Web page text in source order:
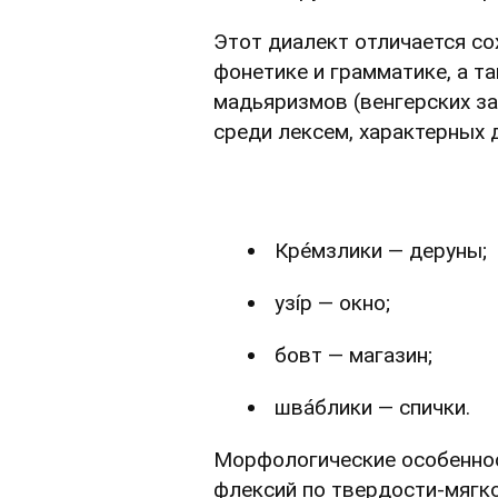
Этот диалект отличается
фонетике и грамматике, а
мадьяризмов (венгерских
среди лексем,
Крéмзлики — деруны;
узíр — окно;
бовт — магазин;
швáблики — спички.
Морфологические
флексий по твердости-